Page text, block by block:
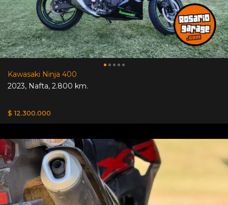
Kawasaki Ninja 400
2023, Nafta, 2.800 km.
$ 12.300.000